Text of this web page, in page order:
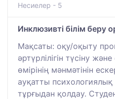
Несиелер - 5
Инклюзивті білім беру
Мақсаты: оқу/оқыту
әртүрлілігін түсіну
өмірінің мәнмәтінін
ауқатты
тұрғыдан қолдау.